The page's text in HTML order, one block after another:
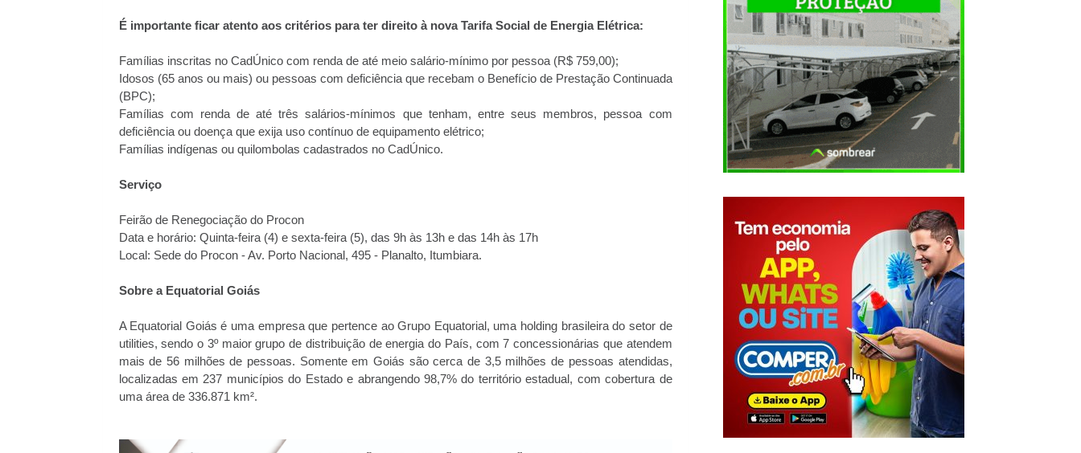
É importante ficar atento aos critérios para ter direito à nova Tarifa Social de Energia Elétrica:
Famílias inscritas no CadÚnico com renda de até meio salário-mínimo por pessoa (R$ 759,00);
Idosos (65 anos ou mais) ou pessoas com deficiência que recebam o Benefício de Prestação Continuada
(BPC);
Famílias com renda de até três salários-mínimos que tenham, entre seus membros, pessoa com
deficiência ou doença que exija uso contínuo de equipamento elétrico;
Famílias indígenas ou quilombolas cadastrados no CadÚnico.
Serviço
Feirão de Renegociação do Procon
Data e horário: Quinta-feira (4) e sexta-feira (5), das 9h às 13h e das 14h às 17h
Local: Sede do Procon - Av. Porto Nacional, 495 - Planalto, Itumbiara.
Sobre a Equatorial Goiás
A Equatorial Goiás é uma empresa que pertence ao Grupo Equatorial, uma holding brasileira do setor de
utilities, sendo o 3º maior grupo de distribuição de energia do País, com 7 concessionárias que atendem
mais de 56 milhões de pessoas. Somente em Goiás são cerca de 3,5 milhões de pessoas atendidas,
localizadas em 237 municípios do Estado e abrangendo 98,7% do território estadual, com cobertura de
uma área de 336.871 km².